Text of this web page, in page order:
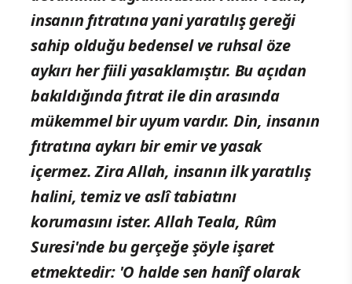
insanın fıtratına yani yaratılış gereği
sahip olduğu bedensel ve ruhsal öze
aykırı her fiili yasaklamıştır. Bu açıdan
bakıldığında fıtrat ile din arasında
mükemmel bir uyum vardır. Din, insanın
fıtratına aykırı bir emir ve yasak
içermez. Zira Allah, insanın ilk yaratılış
halini, temiz ve aslî tabiatını
korumasını ister. Allah Teala, Rûm
Suresi'nde bu gerçeğe şöyle işaret
etmektedir: 'O halde sen hanîf olarak